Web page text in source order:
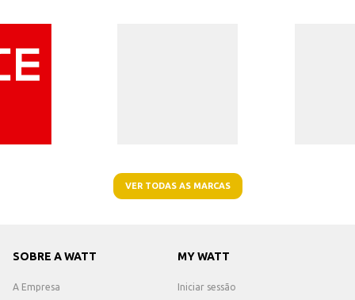
VER TODAS AS MARCAS
SOBRE A WATT
A Empresa
MY WATT
Iniciar sessão